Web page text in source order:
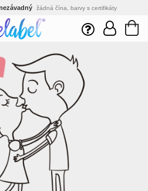
žádná čína, barvy s certifikáty
vlastní vývoj, nejnovější technologie
expedujeme do 24h
velké množstevní slevy
přímý výrobce, žádný zprostředkovatel
2010 tisíce spokojených zákazníků